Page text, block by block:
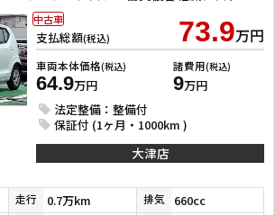
支払総額(税込) 73.9万円
車両本体価格(税込)
64.9万円
諸費用(税込)
9万円
法定整備：整備付
保証付 (1ヶ月・1000km )
中古車
大津店
走行 0.7万km 排気 660cc